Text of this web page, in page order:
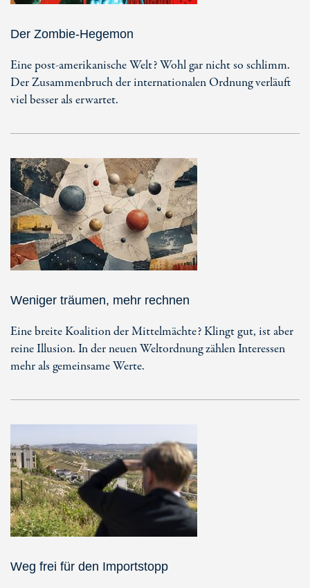
Der Zombie-Hegemon
Eine post-amerikanische Welt? Wohl gar nicht so schlimm.
Der Zusammenbruch der internationalen Ordnung verläuft
viel besser als erwartet.
Weniger träumen, mehr rechnen
Eine breite Koalition der Mittelmächte? Klingt gut, ist aber
reine Illusion. In der neuen Weltordnung zählen Interessen
mehr als gemeinsame Werte.
Weg frei für den Importstopp